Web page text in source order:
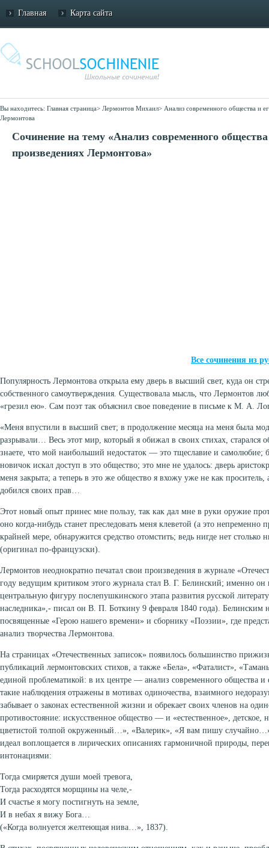
Главная Карта сайта
Вы находитесь: Главная страница> Лермонтов Михаил> Анализ современного общества и
Лермонтова
Сочинение на тему «Анализ современного
произведениях Лермонтова»
Все сочинения из
Популярность Лермонтова открыла ему дверь в высший свет, куда он
собственного самоутверждения. Существовала мысль, что Лермонтов
«грезил ею». Сам поэт так объяснил свое поведение в письме к М. А.
«Меня впустили в высший свет; в продолжение месяца на меня была
разрывали… Весь этот мир, который я обижал в своих стихах, старался
знаете, что мой наибольший недостаток — это тщеславие и самолюбие;
новичок искал доступ в это общество; это мне не удалось: дверь
меня закрыта; а теперь в это же общество я вхожу уже не как проситель,
добился своих прав…
Этот новый опыт принес мне пользу, так как дал мне в руки оружие
оно когда-нибудь станет преследовать меня клеветой (а это непременно
крайней мере, обнаружится средство отомстить; ведь нигде нет столько
(оригинал по-французски).
Лермонтов неоднократно печатал свои произведения в журнале
году ведущим критиком этого журнала стал В. Г. Белинский; именно он
центральную фигуру послепушкинского этапа развития русской
наследника»,- писал он В. П. Боткину 9 февраля 1840 года). Белинским
посвященные «Герою нашего времени» и сборнику «Поэзии», где
анализ творчества Лермонтова.
На страницах «Отечественных записок» появилось большинство
публикаций лермонтовских стихов, а также «Бела», «Фаталист»,
единой проблематикой: в их центре — анализ современного общества и
такие наблюдения отражены в мотивах одиночества, взаимного
забывает о законах естественной жизни и обрекает своих членов на
противостояние: искусственное общество — и «естественное», детское,
цветистой толпой окруженный…», «Валерик», «Я вам пишу
идеал воплощается в лирических описаниях гармоничной природы,
интонациями:
Тогда смиряется души моей тревога,
Тогда расходятся морщины на челе,-
И счастье я могу постигнуть на земле,
И в небах я вижу Бога…
(«Когда волнуется желтеющая нива…», 1837).